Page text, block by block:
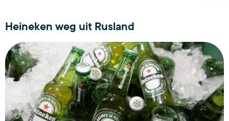
Heineken weg uit Rusland